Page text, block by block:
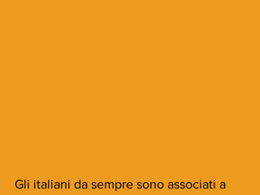
Gli italiani da sempre sono associati a